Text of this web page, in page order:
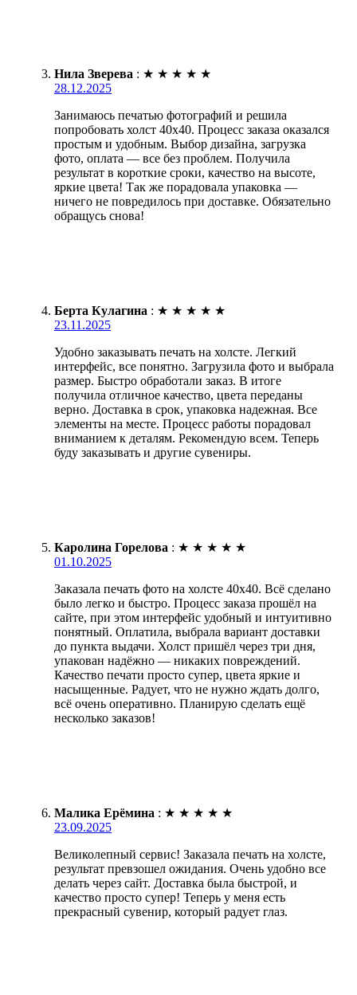
Нила Зверева : ★ ★ ★ ★ ★
28.12.2025
Занимаюсь печатью фотографий и решила
попробовать холст 40х40. Процесс заказа оказался
простым и удобным. Выбор дизайна, загрузка
фото, оплата — все без проблем. Получила
результат в короткие сроки, качество на высоте,
яркие цвета! Так же порадовала упаковка —
ничего не повредилось при доставке. Обязательно
обращусь снова!
Берта Кулагина : ★ ★ ★ ★ ★
23.11.2025
Удобно заказывать печать на холсте. Легкий
интерфейс, все понятно. Загрузила фото и выбрала
размер. Быстро обработали заказ. В итоге
получила отличное качество, цвета переданы
верно. Доставка в срок, упаковка надежная. Все
элементы на месте. Процесс работы порадовал
вниманием к деталям. Рекомендую всем. Теперь
буду заказывать и другие сувениры.
Каролина Горелова : ★ ★ ★ ★ ★
01.10.2025
Заказала печать фото на холсте 40х40. Всё сделано
было легко и быстро. Процесс заказа прошёл на
сайте, при этом интерфейс удобный и интуитивно
понятный. Оплатила, выбрала вариант доставки
до пункта выдачи. Холст пришёл через три дня,
упакован надёжно — никаких повреждений.
Качество печати просто супер, цвета яркие и
насыщенные. Радует, что не нужно ждать долго,
всё очень оперативно. Планирую сделать ещё
несколько заказов!
Малика Ерёмина : ★ ★ ★ ★ ★
23.09.2025
Великолепный сервис! Заказала печать на холсте,
результат превзошел ожидания. Очень удобно все
делать через сайт. Доставка была быстрой, и
качество просто супер! Теперь у меня есть
прекрасный сувенир, который радует глаз.